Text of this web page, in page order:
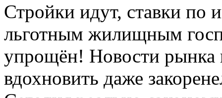
Стройки идут, ставки по
льготным жилищным
упрощён! Новости
вдохновить даже